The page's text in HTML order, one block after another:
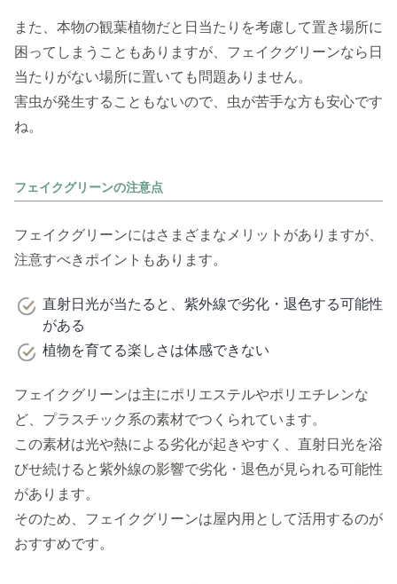
また、本物の観葉植物だと日当たりを考慮して置き場所に
困ってしまうこともありますが、フェイクグリーンなら日
当たりがない場所に置いても問題ありません。
害虫が発生することもないので、虫が苦手な方も安心です
ね。
フェイクグリーンの注意点
フェイクグリーンにはさまざまなメリットがありますが、
注意すべきポイントもあります。
直射日光が当たると、紫外線で劣化・退色する可能性
がある
植物を育てる楽しさは体感できない
フェイクグリーンは主にポリエステルやポリエチレンな
ど、プラスチック系の素材でつくられています。
この素材は光や熱による劣化が起きやすく、直射日光を浴
びせ続けると紫外線の影響で劣化・退色が見られる可能性
があります。
そのため、フェイクグリーンは屋内用として活用するのが
おすすめです。